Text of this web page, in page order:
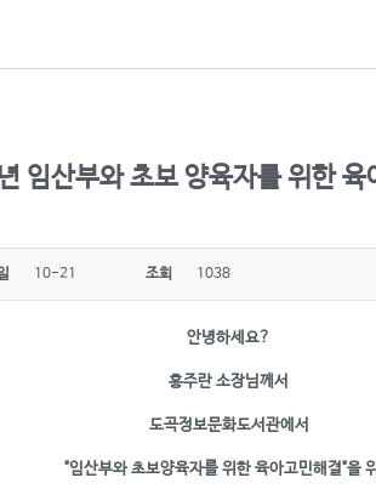
임산부와 초보 양육자를 위한 육
10-21 조회 1038
안녕하세요?
홍주란 소장님께서
도곡정보문화도서관에서
"임산부와 초보양육자를 위한 육아고민해결"을